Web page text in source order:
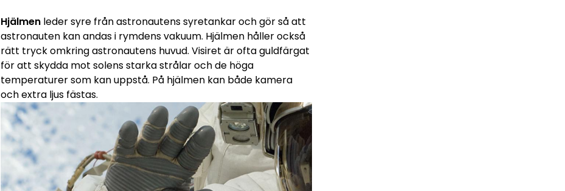
Hjälmen leder syre från astronautens syretankar och gör så att
astronauten kan andas i rymdens vakuum. Hjälmen håller också
rätt tryck omkring astronautens huvud. Visiret är ofta guldfärgat
för att skydda mot solens starka strålar och de höga
temperaturer som kan uppstå. På hjälmen kan både kamera
och extra ljus fästas.